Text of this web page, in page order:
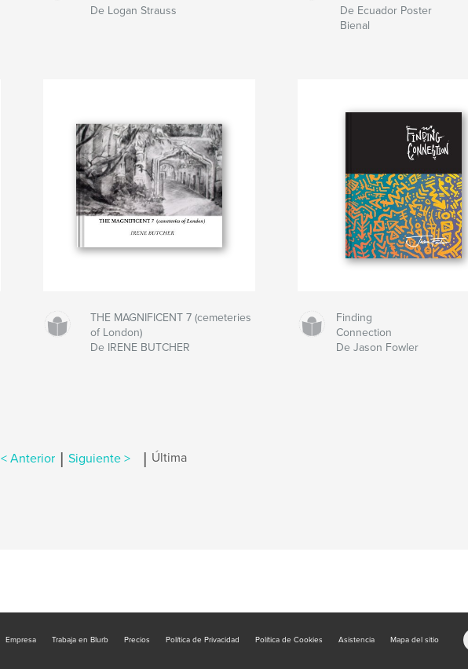
De Logan Strauss
De Ecuador Poster
Bienal
THE MAGNIFICENT 7 (cemeteries
of London)
De IRENE BUTCHER
Finding
Connection
De Jason Fowler
< Anterior Siguiente > Última
Empresa Trabaja en Blurb Precios Política de Privacidad Política de Cookies Asistencia Mapa del sitio